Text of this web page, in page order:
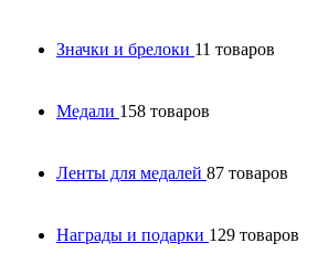
Значки и брелоки 11 товаров
Медали 158 товаров
Ленты для медалей 87 товаров
Награды и подарки 129 товаров